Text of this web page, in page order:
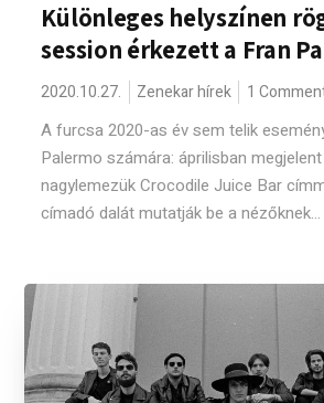
Különleges helyszínen
session érkezett a Fran
2020.10.27. Zenekar hírek 1
A furcsa 2020-as év sem telik
Palermo számára: áprilisban
nagylemezük Crocodile Juice Bar
címadó dalát mutatják be a nézőknek...